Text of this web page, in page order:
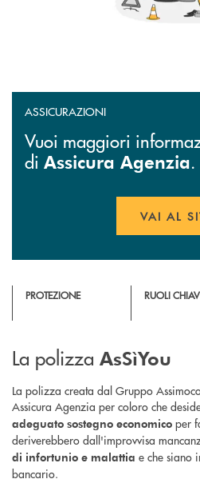
ASSICURAZIONI
Vuoi maggiori
di Assicura Agenzia.
VAI AL
PROTEZIONE RUOLI
La polizza AsSìYou
La polizza creata dal Gruppo
Assicura Agenzia per coloro che
adeguato sostegno economico per
deriverebbero dall'improvvisa
di infortunio e malattia e che siano
bancario.